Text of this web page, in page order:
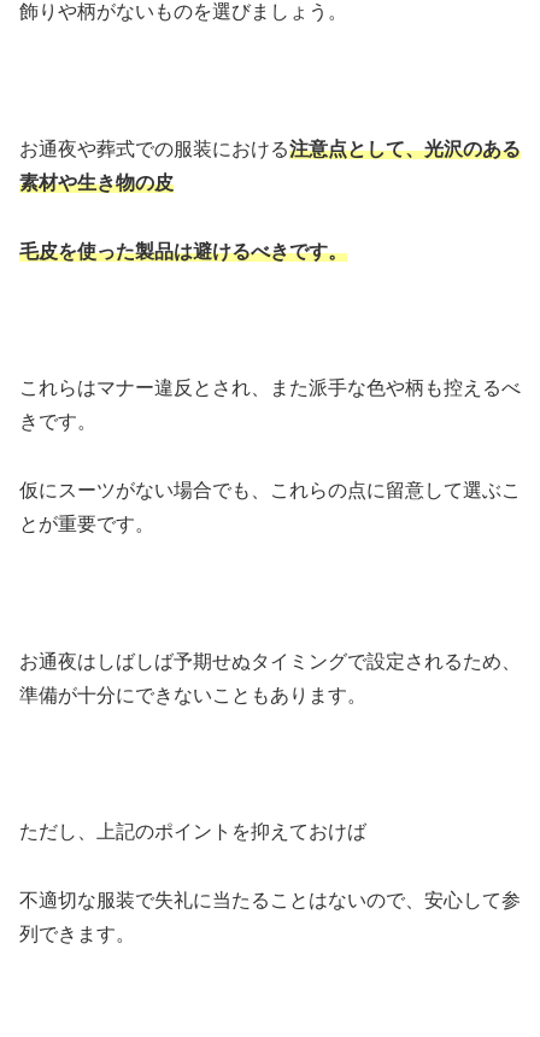
飾りや柄がないものを選びましょう。
お通夜や葬式での服装における注意点として、光沢のある
素材や生き物の皮
毛皮を使った製品は避けるべきです。
これらはマナー違反とされ、また派手な色や柄も控えるべ
きです。
仮にスーツがない場合でも、これらの点に留意して選ぶこ
とが重要です。
お通夜はしばしば予期せぬタイミングで設定されるため、
準備が十分にできないこともあります。
ただし、上記のポイントを抑えておけば
不適切な服装で失礼に当たることはないので、安心して参
列できます。